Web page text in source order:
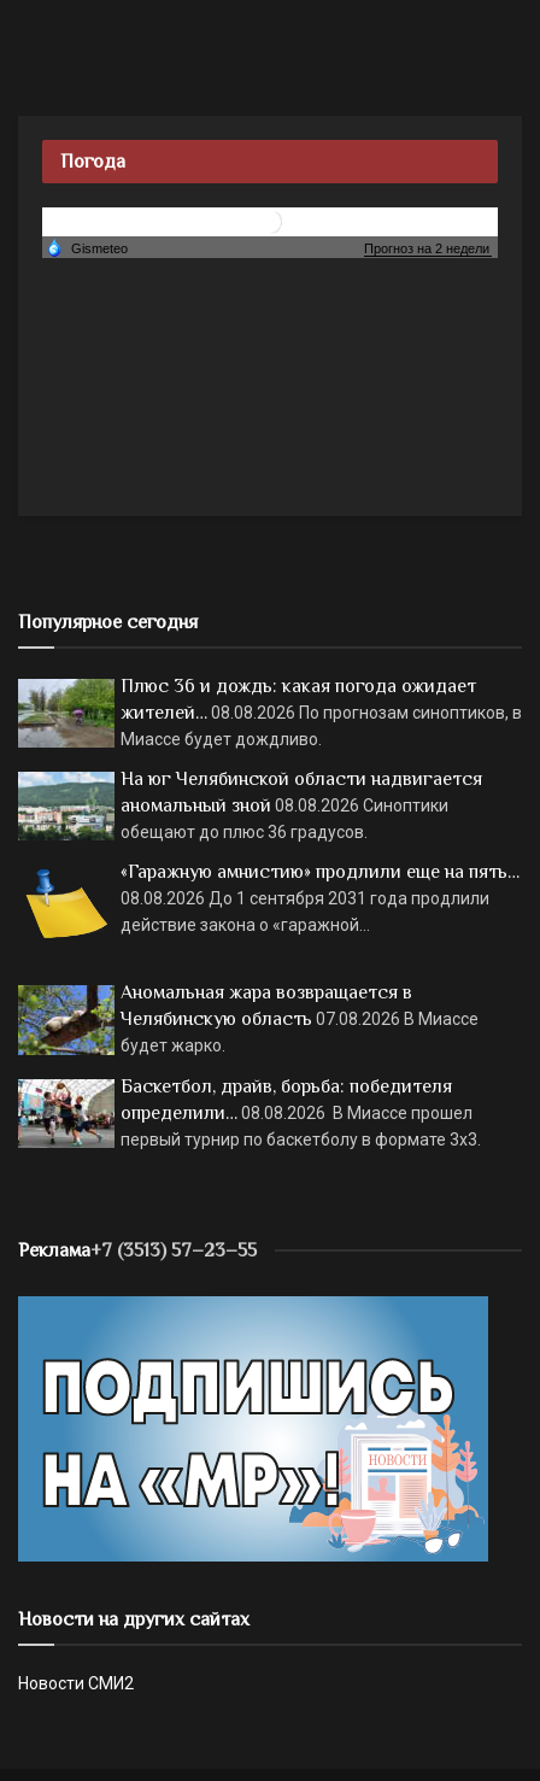
Погода
Популярное сегодня
Плюс 36 и дождь: какая погода ожидает
жителей…08.08.2026 По прогнозам синоптиков, в
Миассе будет дождливо.
На юг Челябинской области надвигается
аномальный зной 08.08.2026 Синоптики
обещают до плюс 36 градусов.
«Гаражную амнистию» продлили еще на пять…
08.08.2026 До 1 сентября 2031 года продлили
действие закона о «гаражной…
Аномальная жара возвращается в
Челябинскую область 07.08.2026 В Миассе
будет жарко.
Баскетбол, драйв, борьба: победителя
определили…08.08.2026 В Миассе прошел
первый турнир по баскетболу в формате 3х3.
Реклама+7 (3513) 57–23–55
Новости на других сайтах
Новости СМИ2